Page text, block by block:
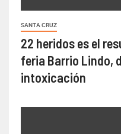
SANTA CRUZ
22 heridos es el
feria Barrio Lindo,
intoxicación